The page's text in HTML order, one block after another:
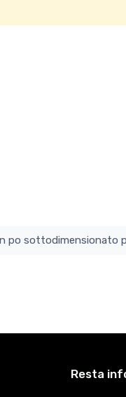
e un po
Resta